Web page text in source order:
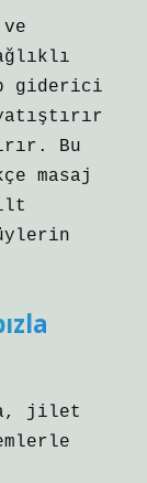
giderici
Bu
masaj
jilet